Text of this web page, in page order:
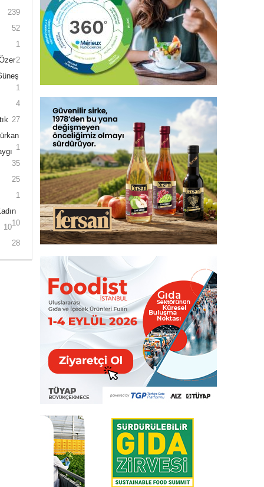
239
52
1
2
1
4
27
1
35
25
1
10
10
28